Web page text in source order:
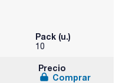
Pack (u.)
10
Precio
Comprar